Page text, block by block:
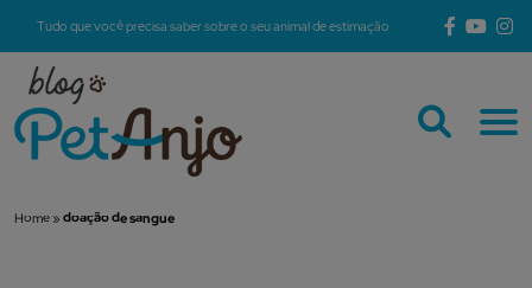
Tudo que você precisa saber sobre o seu animal de estimação
Home » doação de sangue